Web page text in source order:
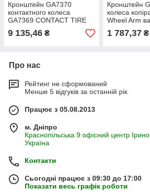
Кронштейн GA7370
контактного колеса
GA7369 CONTACT TIRE
ARM G1K253 з/ч Kinze
А7369 важіль А7370 КІНЗА
9 135,46 ₴
Кронштейн
колеса
Wheel Arm
важіль
1 787,37₴
Про нас
Рейтинг не сформований
Менше 5 відгуків за останній рік
Працює з 05.08.2013
м. Дніпро
Краснопільська 9 офісний центр
Україна
Контакти
Сьогодні працює з 09:30 до 17:00
Показати весь графік роботи